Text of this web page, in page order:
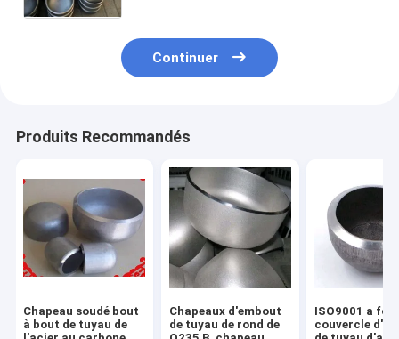
Continuer
Produits Recommandés
Chapeau soudé bout
à bout de tuyau de
Chapeaux d'embout
de tuyau de rond de
ISO9001 a
couvercle